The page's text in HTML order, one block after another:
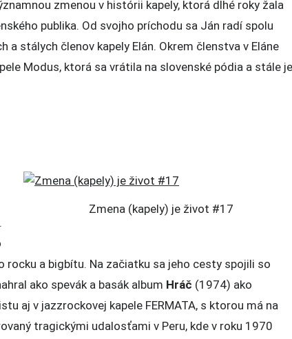
zmenou v histórii kapely, ktorá dlhé roky žala
publika. Od svojho príchodu sa Ján radí spolu
stálych členov kapely Elán. Okrem členstva v Eláne
Modus, ktorá sa vrátila na slovenské pódia a stále je
Zmena (kapely) je život #17
rocku a bigbítu. Na začiatku sa jeho cesty spojili so
ako spevák a basák album Hráč (1974) ako
aj v jazzrockovej kapele FERMATA, s ktorou má na
tragickými udalosťami v Peru, kde v roku 1970